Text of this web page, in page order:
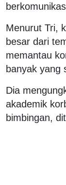
Menurut Tri,
besar dari
memantau
banyak yang
Dia
akademik
bimbingan,